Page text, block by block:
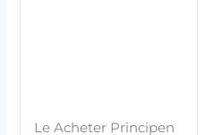
Le Acheter Principen